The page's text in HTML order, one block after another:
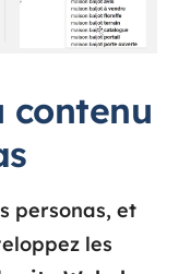
contenu
personas, et
les